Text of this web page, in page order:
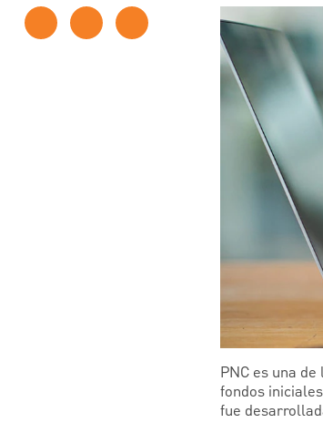
PNC es una
fondos
fue